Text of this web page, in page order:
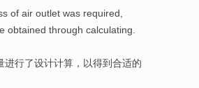
of air outlet was required
obtained through calculating
进行了设计计算 ，以得到合适的